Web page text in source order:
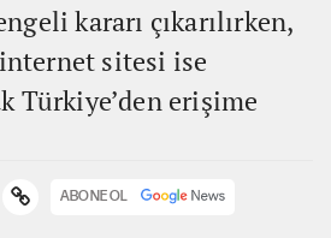
kararı çıkarılırken,
sitesi ise
Türkiye’den erişime
ABONE OL